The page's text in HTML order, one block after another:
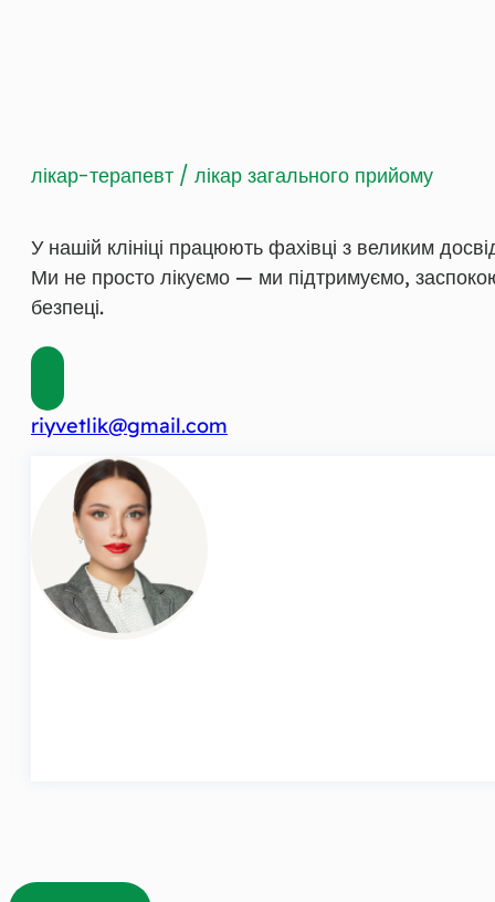
лікар-терапевт / лікар загального прийому
У нашій клініці працюють фахівці з великим
Ми не просто лікуємо — ми підтримуємо,
безпеці.
riyvetlik@gmail.com